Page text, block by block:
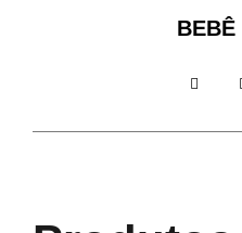
BEBÊ